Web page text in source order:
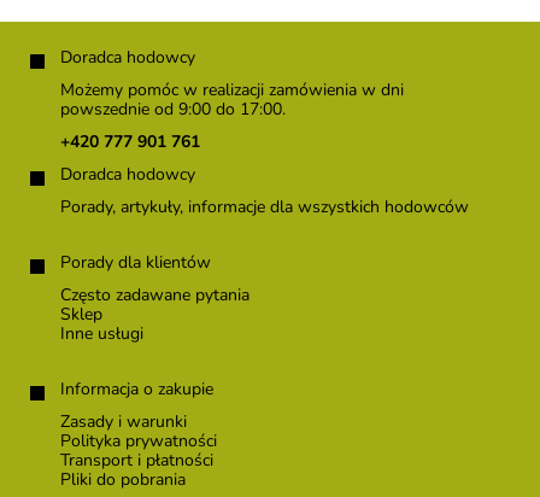
Doradca hodowcy
Możemy pomóc w realizacji zamówienia w dni
powszednie od 9:00 do 17:00.
+420 777 901 761
Doradca hodowcy
Porady, artykuły, informacje dla wszystkich hodowców
Porady dla klientów
Często zadawane pytania
Sklep
Inne usługi
Informacja o zakupie
Zasady i warunki
Polityka prywatności
Transport i płatności
Pliki do pobrania